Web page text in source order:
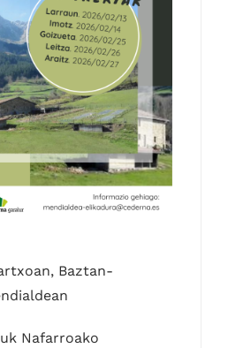
Baztan-
Nafarroako